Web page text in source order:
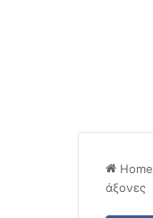
Home
άξονες